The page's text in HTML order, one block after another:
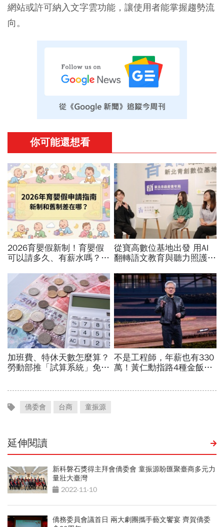
網站或許可納入文字雲功能，讓使用者能掌握趨勢流
向。
僑委會 台商 童振源
延伸閱讀
新科磐石獎得主拜會僑委會 童振源盼匯聚臺商多元力
量壯大臺灣
2022-11-10
僑務委員會議首日 兩大劇團攜手藝文饗宴 齊賀僑委